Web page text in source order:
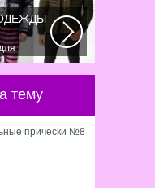
тему
прически №8